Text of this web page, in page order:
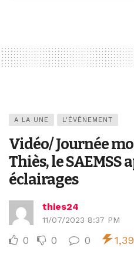
A LA UNE L'ÉVÉNEMENT
Vidéo/ Journée
Thiès, le SAEMSS
éclairages
thies24
11/07/2023 8:37 PM
0 0 0